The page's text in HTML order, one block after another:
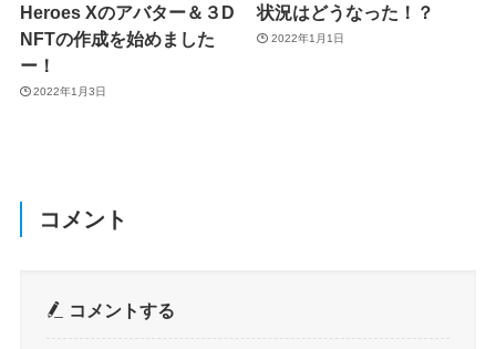
Heroes Xのアバター＆３D
NFTの作成を始めました
ー！
2022年1月3日
状況はどうなった！？
2022年1月1日
コメント
コメントする